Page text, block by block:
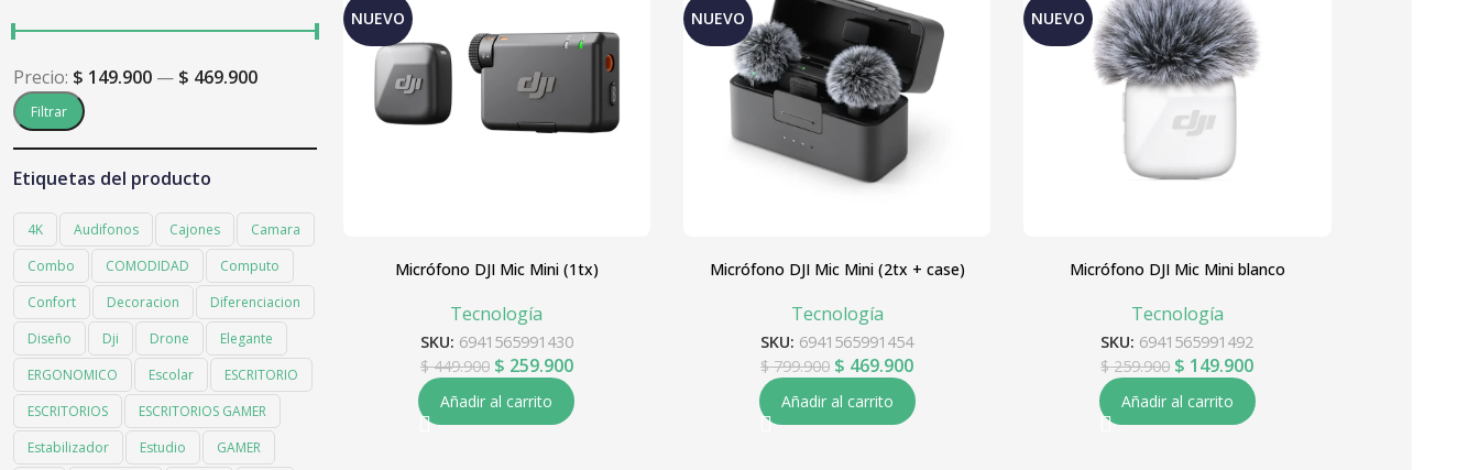
Filtrar
Precio: $ 149.900 — $ 469.900
Etiquetas del producto
4K Audifonos Cajones
Camara
Combo
COMODIDAD
Computo
Confort
Decoracion
Diferenciacion
Diseño
Dji Drone
Elegante
ERGONOMICO
Escolar
ESCRITORIO
ESCRITORIOS
ESCRITORIOS GAMER
Estabilizador
Estudio
GAMER
NUEVO
Micrófono DJI Mic Mini (1tx)
Tecnología
SKU: 6941565991430
$449.900 $ 259.900
Añadir al carrito
NUEVO
Micrófono DJI Mic Mini (2tx + case)
Tecnología
SKU: 6941565991454
$799.900 $ 469.900
Añadir al carrito
NUEVO
Micrófono DJI Mic Mini blanco
Tecnología
SKU: 6941565991492
$259.900 $ 149.900
Añadir al carrito